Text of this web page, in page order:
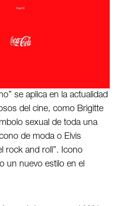
se aplica en la actualidad
del cine, como Brigitte
sexual de toda una
de moda o Elvis
rock and roll”. Icono
un nuevo estilo en el